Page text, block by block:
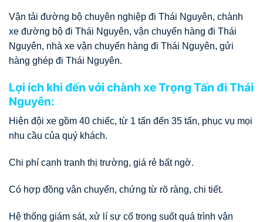
Vận tải đường bộ chuyên nghiệp đi Thái Nguyên, chành
xe đường bộ đi Thái Nguyên, vận chuyển hàng đi Thái
Nguyên, nhà xe vận chuyển hàng đi Thái Nguyên, gửi
hàng ghép đi Thái Nguyên.
Lợi ích khi đến với chành xe Trọng Tấn đi Thái
Nguyên:
Hiện đội xe gồm 40 chiếc, từ 1 tấn đến 35 tấn, phục vụ mọi
nhu cầu của quý khách.
Chi phí cạnh tranh thị trường, giá rẻ bất ngờ.
Có hợp đồng vận chuyển, chứng từ rõ ràng, chi tiết.
Hệ thống giám sát, xử lí sự cố trong suốt quá trình vận